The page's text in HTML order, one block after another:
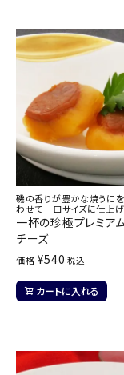
磯の香りが豊かな焼うに
わせて一口サイズに仕上
一杯の珍極プレミア
チーズ
価格 ¥540 税込
カートに入れる